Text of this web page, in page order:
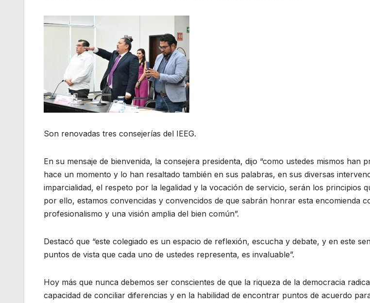
Son renovadas tres consejerías del IEEG.
En su mensaje de bienvenida, la consejera presidenta, dijo “como ustedes mismos han
hace un momento y lo han resaltado también en sus palabras, en sus diversas
imparcialidad, el respeto por la legalidad y la vocación de servicio, serán los principios
por ello, estamos convencidas y convencidos de que sabrán honrar esta encomienda
profesionalismo y una visión amplia del bien común”.
Destacó que “este colegiado es un espacio de reflexión, escucha y debate, y en este
puntos de vista que cada uno de ustedes representa, es invaluable”.
Hoy más que nunca debemos ser conscientes de que la riqueza de la democracia
capacidad de conciliar diferencias y en la habilidad de encontrar puntos de acuerdo